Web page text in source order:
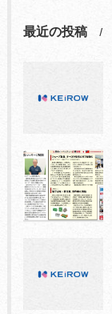
最近の投稿